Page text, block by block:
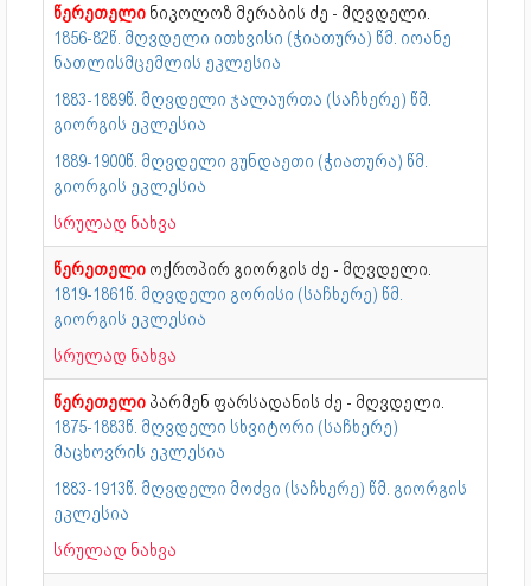
წერეთელი ნიკოლოზ მერაბის ძე - მღვდელი.
1856-82წ. მღვდელი ითხვისი (ჭიათურა) წმ. იოანე
ნათლისმცემლის ეკლესია
1883-1889წ. მღვდელი ჯალაურთა (საჩხერე) წმ.
გიორგის ეკლესია
1889-1900წ. მღვდელი გუნდაეთი (ჭიათურა) წმ.
გიორგის ეკლესია
სრულად ნახვა
წერეთელი ოქროპირ გიორგის ძე - მღვდელი.
1819-1861წ. მღვდელი გორისი (საჩხერე) წმ.
გიორგის ეკლესია
სრულად ნახვა
წერეთელი პარმენ ფარსადანის ძე - მღვდელი.
1875-1883წ. მღვდელი სხვიტორი (საჩხერე)
მაცხოვრის ეკლესია
1883-1913წ. მღვდელი მოძვი (საჩხერე) წმ. გიორგის
ეკლესია
სრულად ნახვა